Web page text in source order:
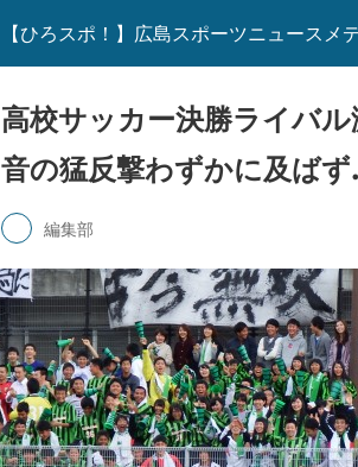
【ひろスポ！】広島スポーツニュースメ
高校サッカー決勝ライバ
音の猛反撃わずかに及ば
編集部